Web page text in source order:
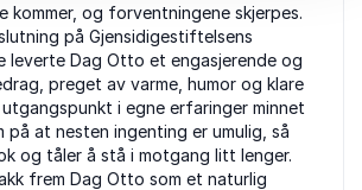
kommer, og forventningene skjerpes.
på Gjensidigestiftelsens
leverte Dag Otto et engasjerende og
preget av varme, humor og klare
i egne erfaringer minnet
på at nesten ingenting er umulig, så
og tåler å stå i motgang litt lenger.
frem Dag Otto som et naturlig